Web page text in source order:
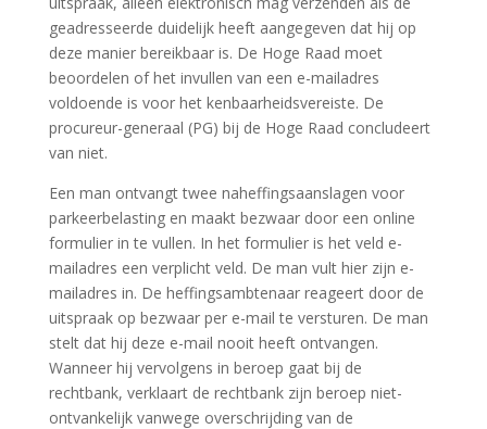
geadresseerde duidelijk heeft aangegeven dat hij op
deze manier bereikbaar is. De Hoge Raad moet
beoordelen of het invullen van een e-mailadres
voldoende is voor het kenbaarheidsvereiste. De
procureur-generaal (PG) bij de Hoge Raad concludeert
van niet.
Een man ontvangt twee naheffingsaanslagen voor
parkeerbelasting en maakt bezwaar door een online
formulier in te vullen. In het formulier is het veld e-
mailadres een verplicht veld. De man vult hier zijn e-
mailadres in. De heffingsambtenaar reageert door de
uitspraak op bezwaar per e-mail te versturen. De man
stelt dat hij deze e-mail nooit heeft ontvangen.
Wanneer hij vervolgens in beroep gaat bij de
rechtbank, verklaart de rechtbank zijn beroep niet-
ontvankelijk vanwege overschrijding van de